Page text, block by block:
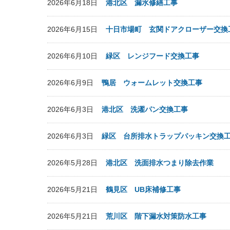
2026年6月18日 港北区 漏水修繕工事
2026年6月15日 十日市場町 玄関ドアクローザー交換
2026年6月10日 緑区 レンジフード交換工事
2026年6月9日 鴨居 ウォームレット交換工事
2026年6月3日 港北区 洗濯パン交換工事
2026年6月3日 緑区 台所排水トラップパッキン交換
2026年5月28日 港北区 洗面排水つまり除去作業
2026年5月21日 鶴見区 UB床補修工事
2026年5月21日 荒川区 階下漏水対策防水工事